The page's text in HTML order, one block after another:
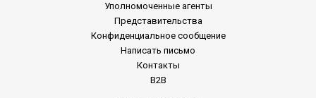
Уполномоченные агенты
Представительства
Конфиденциальное сообщение
Написать письмо
Контакты
B2B